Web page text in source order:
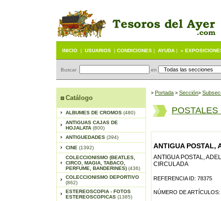
INICIO | USUARIOS | CONDICIONES | AYUDA | «
Buscar en
Catálogo
ALBUMES DE CROMOS (480)
ANTIGUAS CAJAS DE
HOJALATA (800)
ANTIGUEDADES (394)
CINE (1392)
COLECCIONISMO (BEATLES,
CIRCO, MAGIA, TABACO,
PERFUME, BANDERINES) (436)
COLECCIONISMO DEPORTIVO
(862)
ESTEREOSCOPIA - FOTOS
ESTEREOSCOPICAS (1385)
> Portada > Sección>
ANTIGUA POSTAL,
ANTIGUA POSTAL,
CIRCULADA
REFERENCIA ID: 78375
NÚMERO DE ARTÍCULOS: